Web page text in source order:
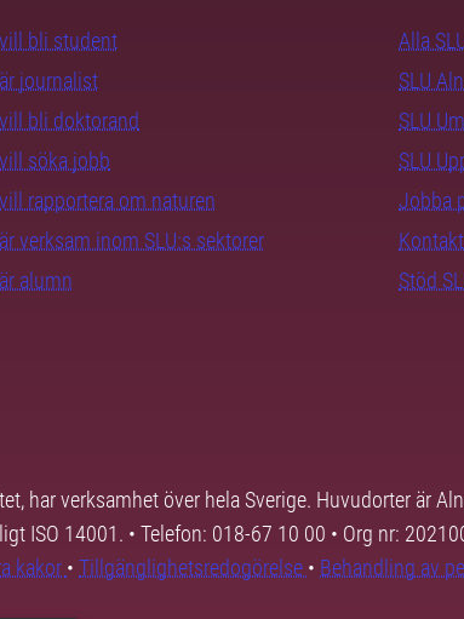
vill bli student
är journalist
vill bli doktorand
vill söka jobb
vill rapportera om naturen
är verksam inom SLU:s sektorer
är alumn
Alla
SLU
SLU
SLU
Jobba
Stöd
har verksamhet över hela Sverige. Huvudorter är
ISO 14001. • Telefon: 018-67 10 00 • Org nr:
kakor • Tillgänglighetsredogörelse • Behandling av